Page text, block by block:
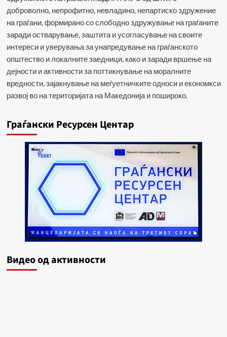
доброволно, непрофитно, невладино, непартиско здружение
на граѓани, формирано со слободно здружување на граѓаните
заради остварување, заштита и усогласување на своите
интереси и уверувања за унапредување на граѓанското
општество и локалните заедници, како и заради вршење на
дејности и активности за поттикнување на моралните
вредности, зајакнување на меѓуетничките односи и економкси
развој во на територијата на Македонија и пошироко.
Граѓански Ресурсен Центар
Видеo од активности